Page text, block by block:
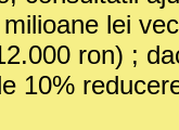
lei
ron) ;
10%